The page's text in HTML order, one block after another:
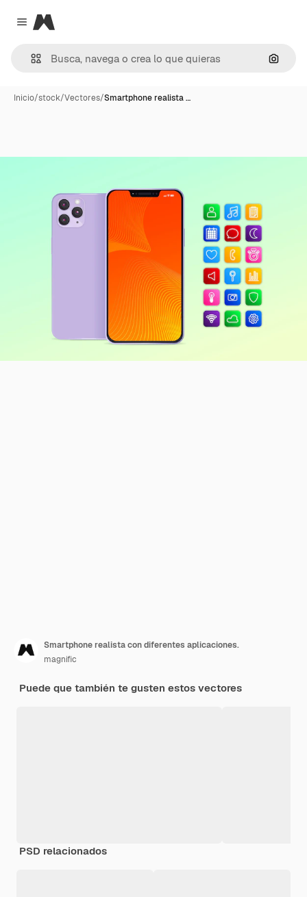
Close menu
Magnific
Inicio/stock/Vectores/Smartphone realista …
Smartphone realista con diferentes aplicaciones.
magnific
Puede que también te gusten estos vectores
PSD relacionados